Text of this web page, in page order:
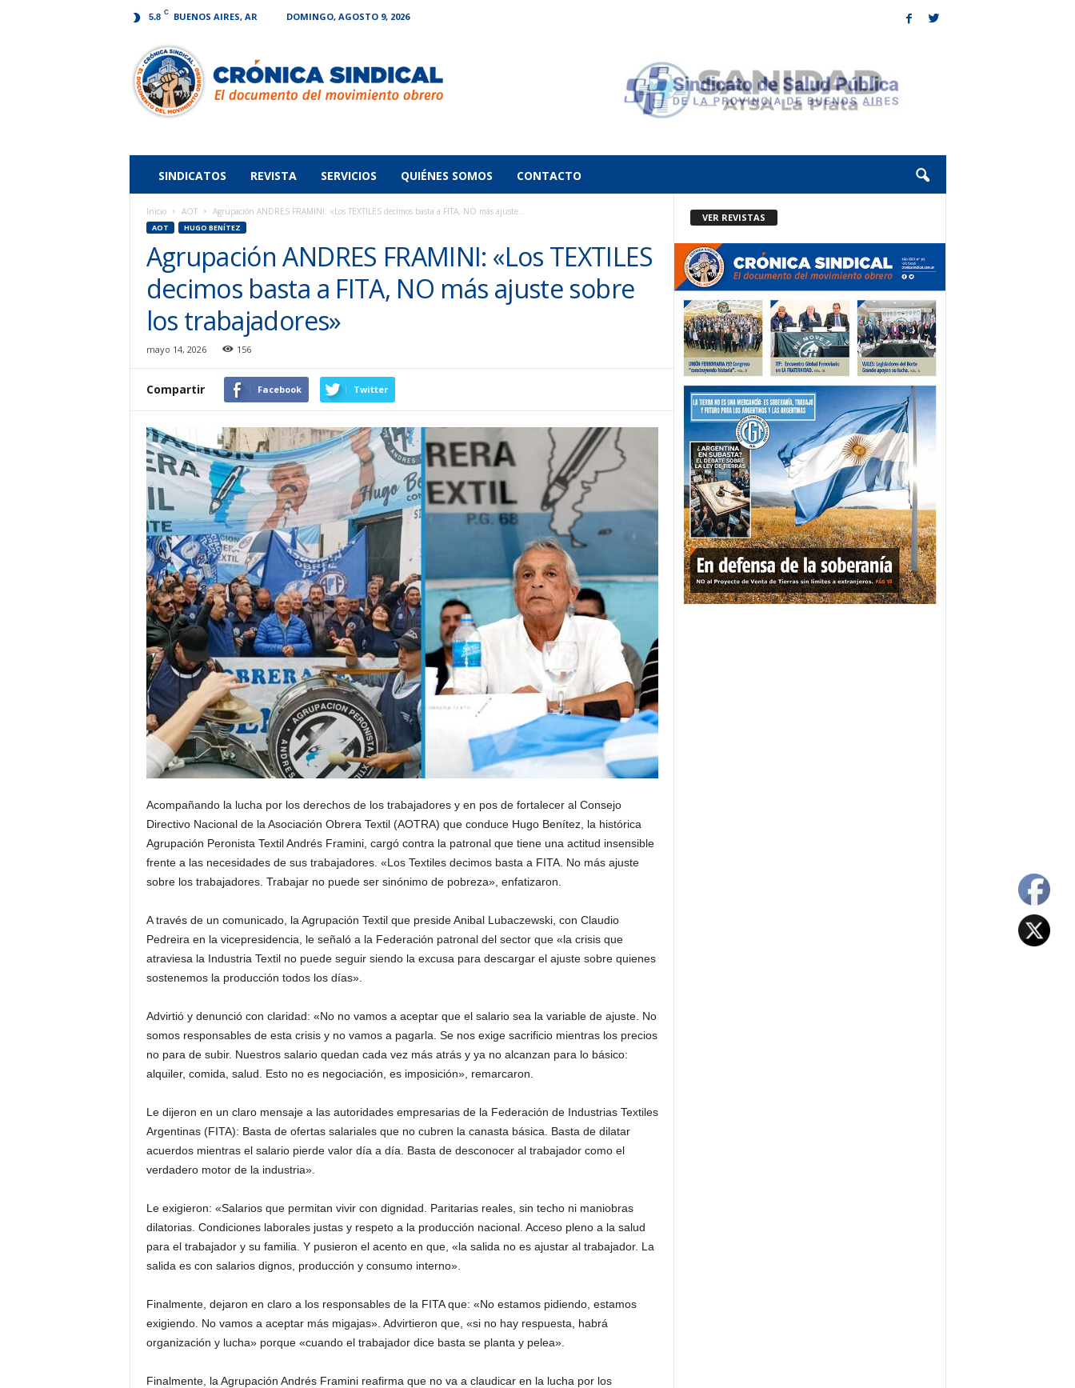
5.8 C BUENOS AIRES, AR DOMINGO, AGOSTO 9, 2026
Sindical
SINDICATOS REVISTA SERVICIOS QUIÉNES SOMOS CONTACTO
Inicio AOT Agrupación ANDRES FRAMINI: «Los TEXTILES decimos basta a FITA, NO más ajuste...
AOT HUGO BENÍTEZ
Agrupación ANDRES FRAMINI: «Los TEXTILES
decimos basta a FITA, NO más ajuste sobre
los trabajadores»
mayo 14, 2026 156
Compartir Facebook Twitter
Acompañando la lucha por los derechos de los trabajadores y en pos de fortalecer al Consejo
Directivo Nacional de la Asociación Obrera Textil (AOTRA) que conduce Hugo Benítez, la histórica
Agrupación Peronista Textil Andrés Framini, cargó contra la patronal que tiene una actitud insensible
frente a las necesidades de sus trabajadores. «Los Textiles decimos basta a FITA. No más ajuste
sobre los trabajadores. Trabajar no puede ser sinónimo de pobreza», enfatizaron.
A través de un comunicado, la Agrupación Textil que preside Anibal Lubaczewski, con Claudio
Pedreira en la vicepresidencia, le señaló a la Federación patronal del sector que «la crisis que
atraviesa la Industria Textil no puede seguir siendo la excusa para descargar el ajuste sobre quienes
sostenemos la producción todos los días».
Advirtió y denunció con claridad: «No no vamos a aceptar que el salario sea la variable de ajuste. No
somos responsables de esta crisis y no vamos a pagarla. Se nos exige sacrificio mientras los precios
no para de subir. Nuestros salario quedan cada vez más atrás y ya no alcanzan para lo básico:
alquiler, comida, salud. Esto no es negociación, es imposición», remarcaron.
Le dijeron en un claro mensaje a las autoridades empresarias de la Federación de Industrias Textiles
Argentinas (FITA): Basta de ofertas salariales que no cubren la canasta básica. Basta de dilatar
acuerdos mientras el salario pierde valor día a día. Basta de desconocer al trabajador como el
verdadero motor de la industria».
Le exigieron: «Salarios que permitan vivir con dignidad. Paritarias reales, sin techo ni maniobras
dilatorias. Condiciones laborales justas y respeto a la producción nacional. Acceso pleno a la salud
para el trabajador y su familia. Y pusieron el acento en que, «la salida no es ajustar al trabajador. La
salida es con salarios dignos, producción y consumo interno».
Finalmente, dejaron en claro a los responsables de la FITA que: «No estamos pidiendo, estamos
exigiendo. No vamos a aceptar más migajas». Advirtieron que, «si no hay respuesta, habrá
organización y lucha» porque «cuando el trabajador dice basta se planta y pelea».
Finalmente, la Agrupación Andrés Framini reafirma que no va a claudicar en la lucha por los
VER REVISTAS